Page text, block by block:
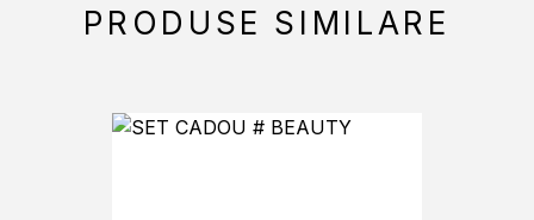
PRODUSE SIMILARE